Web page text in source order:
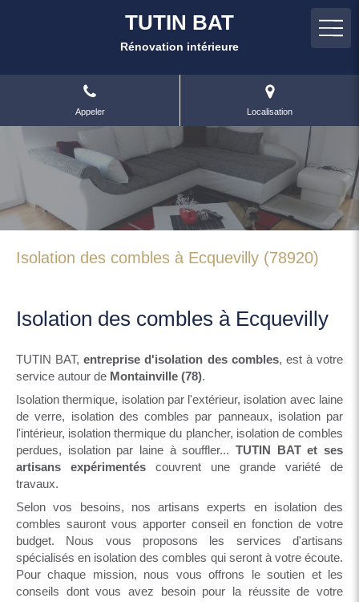
TUTIN BAT
Rénovation intérieure
Appeler Localisation
Isolation des combles à Ecquevilly (78920)
Isolation des combles à Ecquevilly
TUTIN BAT,entreprise d'isolation des combles, est à votre
service autour de Montainville (78).
Isolation thermique, isolation par l'extérieur, isolation avec laine
de verre, isolation des combles par panneaux, isolation par
l'intérieur, isolation thermique du plancher, isolation de combles
perdues, isolation par laine à souffler... TUTIN BAT et ses
artisans expérimentés couvrent une grande variété de
travaux.
Selon vos besoins, nos artisans experts en isolation des
combles sauront vous apporter conseil en fonction de votre
budget. Nous vous proposons les services d'artisans
spécialisés en isolation des combles qui seront à votre écoute.
Pour chaque mission, nous vous offrons le soutien et les
conseils dont vous avez besoin pour la réussite de votre